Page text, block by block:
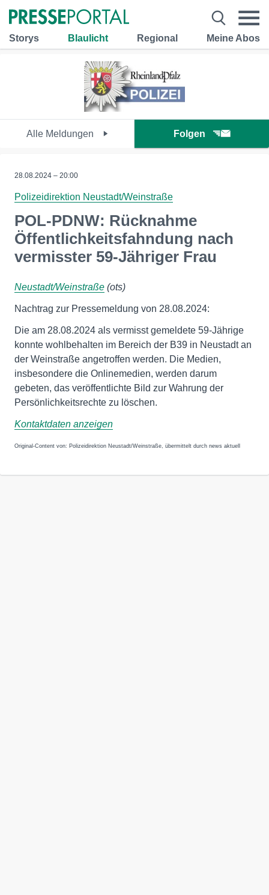
Storys Blaulicht Regional Meine Abos
Alle Meldungen Folgen
28.08.2024 – 20:00
Polizeidirektion Neustadt/Weinstraße
POL-PDNW: Rücknahme
Öffentlichkeitsfahndung nach
vermisster 59-Jähriger Frau
Neustadt/Weinstraße (ots)
Nachtrag zur Pressemeldung von 28.08.2024:
Die am 28.08.2024 als vermisst gemeldete 59-Jährige
konnte wohlbehalten im Bereich der B39 in Neustadt an
der Weinstraße angetroffen werden. Die Medien,
insbesondere die Onlinemedien, werden darum
gebeten, das veröffentlichte Bild zur Wahrung der
Persönlichkeitsrechte zu löschen.
Kontaktdaten anzeigen
Original-Content von: Polizeidirektion Neustadt/Weinstraße, übermittelt durch news aktuell